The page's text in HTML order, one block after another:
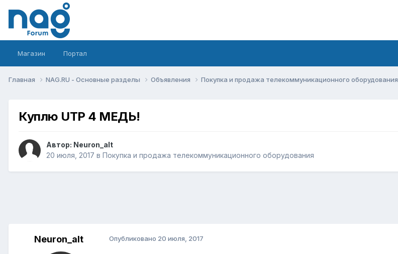
Магазин Портал
Главная NAG.RU - Основные разделы Объявления Покупка и продажа телекоммуникационного оборудования
Куплю UTP 4 МЕДЬ!
Автор: Neuron_alt
20 июля, 2017 в Покупка и продажа телекоммуникационного оборудования
Neuron_alt Опубликовано 20 июля, 2017